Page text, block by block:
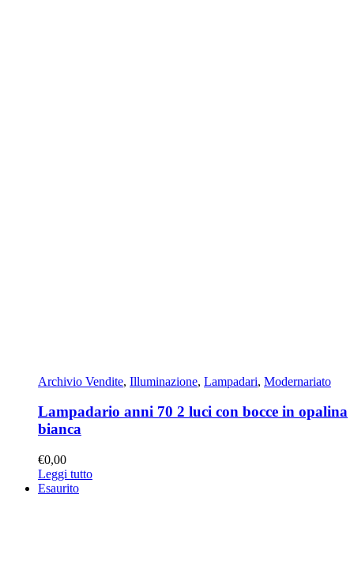
Archivio Vendite, Illuminazione, Lampadari, Modernariato
Lampadario anni 70 2 luci con bocce in opalina
bianca
€0,00
Leggi tutto
Esaurito